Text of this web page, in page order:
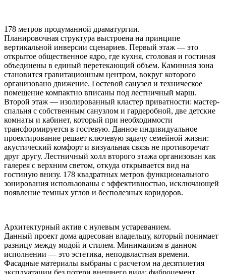
178 метров продуманной драматургии.
Планировочная структура выстроена на принципе
вертикальной инверсии сценариев. Первый этаж — это
открытое общественное ядро, где кухня, столовая и гостиная
объединены в единый перетекающий объем. Каминная зона
становится гравитационным центром, вокруг которого
организовано движение. Гостевой санузел и техническое
помещение компактно вписаны под лестничный марш.
Второй этаж — изолированный кластер приватности: мастер-
спальня с собственным санузлом и гардеробной, две детские
комнаты и кабинет, который при необходимости
трансформируется в гостевую. Данное индивидуальное
проектирование решает ключевую задачу семейной жизни:
акустический комфорт и визуальная связь не противоречат
друг другу. Лестничный холл второго этажа организован как
галерея с верхним светом, откуда открывается вид на
гостиную внизу. 178 квадратных метров функционального
зонирования использованы с эффективностью, исключающей
появление темных углов и бесполезных коридоров.
Архитектурный актив с нулевым устареванием.
Данный проект дома адресован владельцу, который понимает
разницу между модой и стилем. Минимализм в данном
исполнении — это эстетика, неподвластная времени.
Фасадные материалы выбраны с расчетом на десятилетия